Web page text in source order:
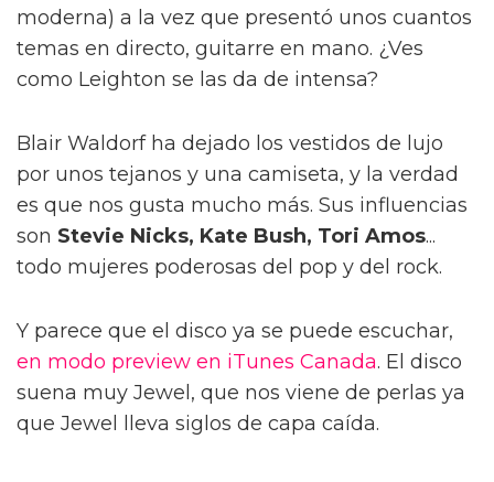
moderna) a la vez que presentó unos cuantos
temas en directo, guitarre en mano. ¿Ves
como Leighton se las da de intensa?
Blair Waldorf ha dejado los vestidos de lujo
por unos tejanos y una camiseta, y la verdad
es que nos gusta mucho más. Sus influencias
son Stevie Nicks, Kate Bush, Tori Amos...
todo mujeres poderosas del pop y del rock.
Y parece que el disco ya se puede escuchar,
en modo preview en iTunes Canada. El disco
suena muy Jewel, que nos viene de perlas ya
que Jewel lleva siglos de capa caída.